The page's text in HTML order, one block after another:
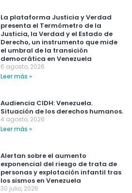
La plataforma Justicia y Verdad
presenta el Termómetro de la
Justicia, la Verdad y el Estado de
Derecho, un instrumento que mide
el umbral de la transición
democrática en Venezuela
6 agosto, 2026
Leer más »
Audiencia CIDH: Venezuela.
Situación de los derechos humanos.
4 agosto, 2026
Leer más »
Alertan sobre el aumento
exponencial del riesgo de trata de
personas y explotación infantil tras
los sismos en Venezuela
30 julio, 2026